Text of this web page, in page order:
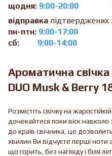
щодня: 9:00-20:00
відправка підтверджених
пн-птн: 9:00-17:00
сб:
9:00-14:00
Ароматична
DUO Musk & Berry
Розмістіть свічку на
дочекайтеся поки віск навколо
до країв свічника, це
хвилин Ви відчуєте перші ноти
що горить, без нагляду і біля